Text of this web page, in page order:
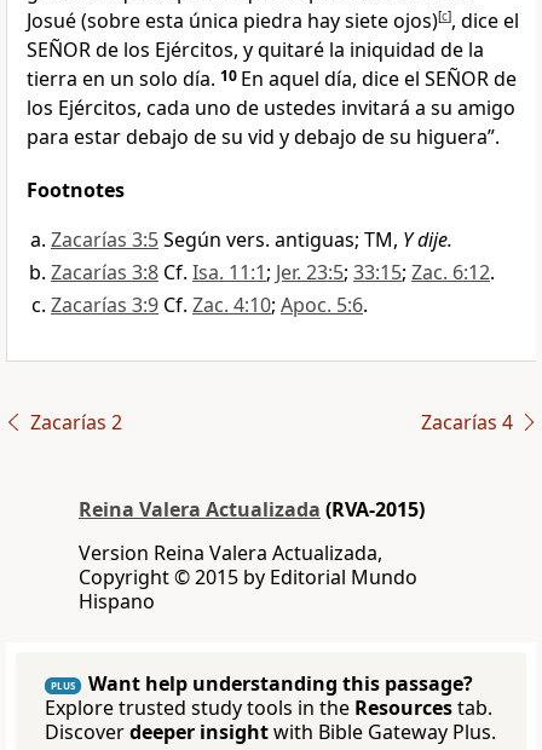
Josué (sobre esta única piedra hay siete ojos)[c], dice el
SEÑOR de los Ejércitos, y quitaré la iniquidad de la
tierra en un solo día. 10 En aquel día, dice el SEÑOR de
los Ejércitos, cada uno de ustedes invitará a su amigo
para estar debajo de su vid y debajo de su higuera”.
Footnotes
Zacarías 3:5Según vers. antiguas; TM, Y dije.
Zacarías 3:8 Cf. Isa. 11:1; Jer. 23:5; 33:15; Zac. 6:12.
Zacarías 3:9 Cf. Zac. 4:10; Apoc. 5:6.
Zacarías 2 Zacarías 4
Reina Valera Actualizada (RVA-2015)
Version Reina Valera Actualizada,
Copyright © 2015 by Editorial Mundo
Hispano
PLUS
Want help understanding this passage?
Explore trusted study tools in the Resourcestab.
Discoverdeeper insightwith Bible Gateway Plus.